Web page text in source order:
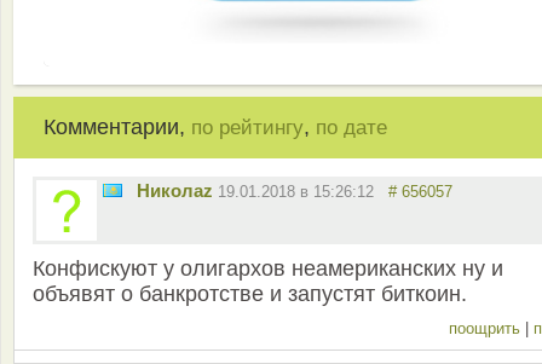
Комментарии, по рейтингу, по дате
Николаz 19.01.2018 в 15:26:12 # 656057
Конфискуют у олигархов неамериканских ну и
объявят о банкротстве и запустят биткоин.
поощрить